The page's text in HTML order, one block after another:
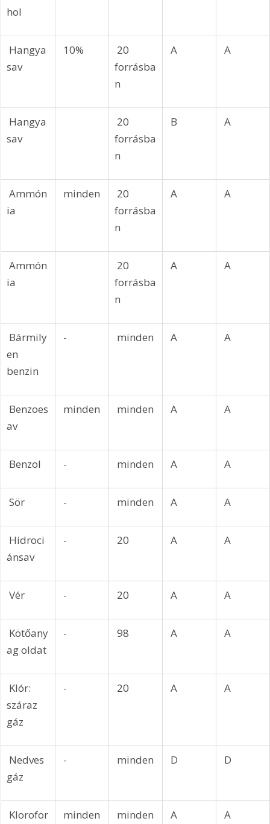
hol
Hangya
sav
10%
20
forrásba
n
A A
Hangya
sav
20
forrásba
n
B A
Ammón
ia
minden
20
forrásba
n
A A
Ammón
ia
20
forrásba
n
A A
Bármily
en
benzin
- minden A A
Benzoes
av
minden minden A A
Benzol - minden A A
Sör - minden A A
Hidroci
ánsav
- 20 A A
Vér - 20 A A
Kötőany
ag oldat
- 98 A A
Klór:
száraz
gáz
- 20 A A
Nedves
gáz
- minden D D
Klorofor
minden minden A A